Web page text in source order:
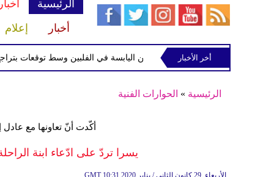
الرئيسية
أخبار
إعلام
الاستوائية "مايماي" تقترب من اليابسة في الفلبين وسط توقعات بتراجع
أخر الأخبار
الرئيسية » الحوارات الفنية
أكّدت أنّ تعاونها مع
يسرا تردّ على ادّعاء ابنة
GMT 10:31 2020 الأربعاء ,29 كانون الثاني / يناير